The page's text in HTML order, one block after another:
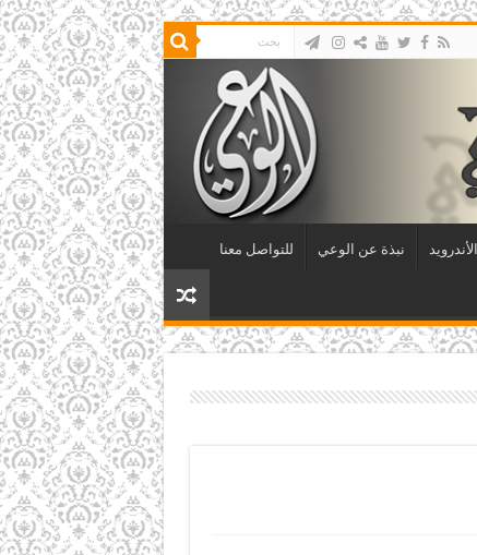
نبذة عن الوعي للتواصل معنا